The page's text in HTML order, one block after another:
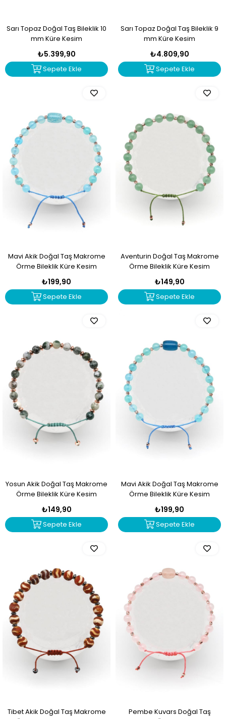
Sarı Topaz Doğal Taş Bileklik 10
mm Küre Kesim
₺5.399,90
Sepete Ekle
Sarı Topaz Doğal Taş Bileklik 9
mm Küre Kesim
₺4.809,90
Sepete Ekle
Mavi Akik Doğal Taş Makrome
Örme Bileklik Küre Kesim
₺199,90
Sepete Ekle
Aventurin Doğal Taş Makrome
Örme Bileklik Küre Kesim
₺149,90
Sepete Ekle
Yosun Akik Doğal Taş Makrome
Örme Bileklik Küre Kesim
₺149,90
Sepete Ekle
Mavi Akik Doğal Taş Makrome
Örme Bileklik Küre Kesim
₺199,90
Sepete Ekle
Tibet Akik Doğal Taş Makrome
Pembe Kuvars Doğal Taş